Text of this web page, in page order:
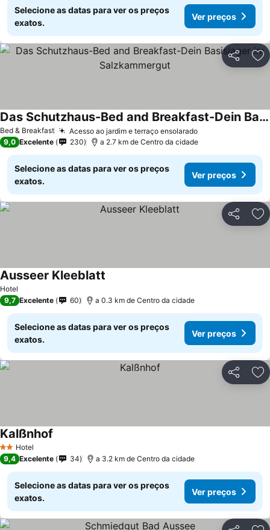
Selecione as datas para ver os preços
exatos.
Ver preços
Partilhar
Bed & Breakfast Acesso ao jardim e terraço ensolaradoVer preços
Das Schutzhaus-Bed and Breakfast-Dein Basislager im Salzkammergut
Ver preços
9,0 Excelente 230 a 2.7 km de Centro da cidade
Selecione as datas para ver os preços
exatos.
Ver preços
Partilhar
Hotel
Ausseer Kleeblatt
9,7 Excelente 60 a 0.3 km de Centro da cidade
Selecione as datas para ver os preços
exatos.
Ver preços
Partilhar
2 Estrelas
Hotel
Kalßnhof
9,4 Excelente 34 a 3.2 km de Centro da cidade
Selecione as datas para ver os preços
exatos.
Ver preços